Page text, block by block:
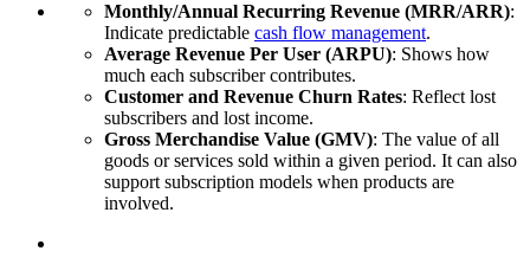
Monthly/Annual Recurring Revenue (MRR/ARR):
Indicate predictable cash flow management.
Average Revenue Per User (ARPU): Shows how
much each subscriber contributes.
Customer and Revenue Churn Rates: Reflect lost
subscribers and lost income.
Gross Merchandise Value (GMV): The value of all
goods or services sold within a given period. It can also
support subscription models when products are
involved.